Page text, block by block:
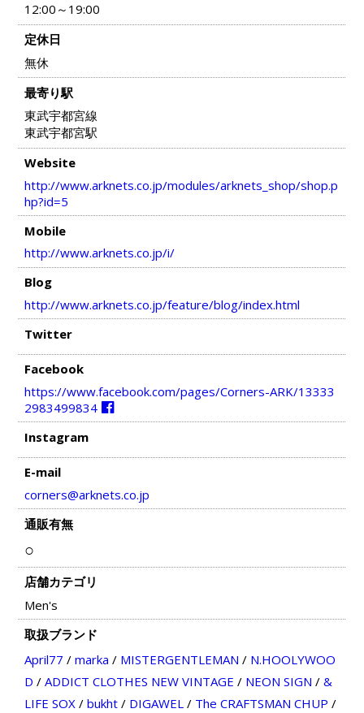
12:00～19:00
定休日
無休
最寄り駅
東武宇都宮線
東武宇都宮駅
Website
http://www.arknets.co.jp/modules/arknets_shop/shop.p
hp?id=5
Mobile
http://www.arknets.co.jp/i/
Blog
http://www.arknets.co.jp/feature/blog/index.html
Twitter
Facebook
https://www.facebook.com/pages/Corners-ARK/13333
2983499834
Instagram
E-mail
corners@arknets.co.jp
通販有無
○
店舗カテゴリ
Men's
取扱ブランド
April77 / marka / MISTERGENTLEMAN / N.HOOLYWOO
D / ADDICT CLOTHES NEW VINTAGE / NEON SIGN / &
LIFE SOX/ bukht/ DIGAWEL/ The CRAFTSMAN CHUP /